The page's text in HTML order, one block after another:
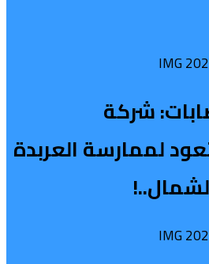
شركة
لممارسة العربدة